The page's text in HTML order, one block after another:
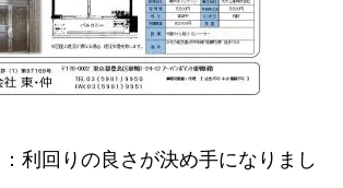
利回りの良さが決め手になりまし